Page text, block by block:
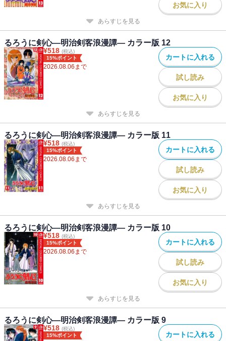
お気に入り
あらすじを見る
るろうに剣心―明治剣客浪漫譚― カラー版 12
¥518 (税込)
15%ポイント
2026.08.06 まで
カートに入れる
試し読み
お気に入り
あらすじを見る
るろうに剣心―明治剣客浪漫譚― カラー版 11
¥518 (税込)
15%ポイント
2026.08.06 まで
カートに入れる
試し読み
お気に入り
あらすじを見る
るろうに剣心―明治剣客浪漫譚― カラー版 10
¥518 (税込)
15%ポイント
2026.08.06 まで
カートに入れる
試し読み
お気に入り
あらすじを見る
るろうに剣心―明治剣客浪漫譚― カラー版 9
¥518 (税込)
15%ポイント
カートに入れる